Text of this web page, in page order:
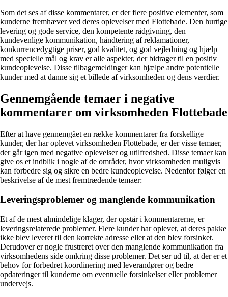
Som det ses af disse kommentarer, er der flere positive elementer, som
kunderne fremhæver ved deres oplevelser med Flottebade. Den hurtige
levering og gode service, den kompetente rådgivning, den
kundevenlige kommunikation, håndtering af reklamationer,
konkurrencedygtige priser, god kvalitet, og god vejledning og hjælp
med specielle mål og krav er alle aspekter, der bidrager til en positiv
kundeoplevelse. Disse tilbagemeldinger kan hjælpe andre potentielle
kunder med at danne sig et billede af virksomheden og dens værdier.
Gennemgående temaer i negative
kommentarer om virksomheden Flottebade
Efter at have gennemgået en række kommentarer fra forskellige
kunder, der har oplevet virksomheden Flottebade, er der visse temaer,
der går igen med negative oplevelser og utilfredshed. Disse temaer kan
give os et indblik i nogle af de områder, hvor virksomheden muligvis
kan forbedre sig og sikre en bedre kundeoplevelse. Nedenfor følger en
beskrivelse af de mest fremtrædende temaer:
Leveringsproblemer og manglende kommunikation
Et af de mest almindelige klager, der opstår i kommentarerne, er
leveringsrelaterede problemer. Flere kunder har oplevet, at deres pakke
ikke blev leveret til den korrekte adresse eller at den blev forsinket.
Derudover er nogle frustreret over den manglende kommunikation fra
virksomhedens side omkring disse problemer. Det ser ud til, at der er et
behov for forbedret koordinering med leverandører og bedre
opdateringer til kunderne om eventuelle forsinkelser eller problemer
undervejs.